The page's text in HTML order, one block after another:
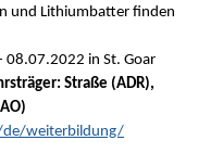
und Lithiumbatter finden
08.07.2022 in St. Goar
Straße (ADR),
weiterbildung/